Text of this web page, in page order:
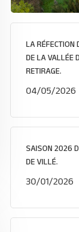
LA RÉFECTION
DE LA VALLÉE
RETIRAGE.
04/05/2026
SAISON 2026
DE VILLÉ.
30/01/2026